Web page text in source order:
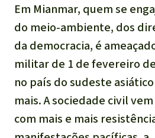
Áreas
Em Mianmar, quem se
do meio-ambiente, dos
da democracia, é
militar de 1 de fevereiro
no país do sudeste
mais. A sociedade civil
com mais e mais